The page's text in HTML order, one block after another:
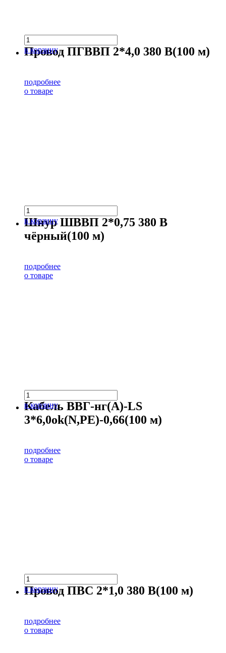
в корзину
Провод ПГВВП 2*4,0 380 В(100 м)
подробнее
о товаре
в корзину
Шнур ШВВП 2*0,75 380 В
чёрный(100 м)
подробнее
о товаре
в корзину
Кабель ВВГ-нг(А)-LS
3*6,0ok(N,PE)-0,66(100 м)
подробнее
о товаре
в корзину
Провод ПВС 2*1,0 380 В(100 м)
подробнее
о товаре